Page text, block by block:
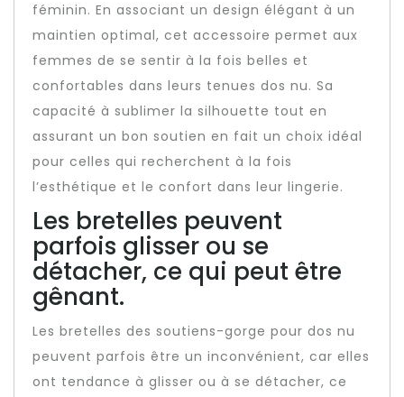
féminin. En associant un design élégant à un
maintien optimal, cet accessoire permet aux
femmes de se sentir à la fois belles et
confortables dans leurs tenues dos nu. Sa
capacité à sublimer la silhouette tout en
assurant un bon soutien en fait un choix idéal
pour celles qui recherchent à la fois
l’esthétique et le confort dans leur lingerie.
Les bretelles peuvent
parfois glisser ou se
détacher, ce qui peut être
gênant.
Les bretelles des soutiens-gorge pour dos nu
peuvent parfois être un inconvénient, car elles
ont tendance à glisser ou à se détacher, ce